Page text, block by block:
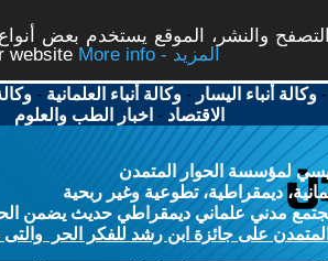
والنشر، الموقع يستخدم بعض
website
More info - المزيد
-وكالة أنباء اليسار -وكالة أنباء العلمانية -
الاقتصاد - اخبار الطب والعلوم
لمؤسسة الحوار المتمدن
ديمقراطية، تطوعية وغير ربحية
مدني علماني ديمقراطي حديث يضمن
على جائزة ابن رشد للفكر الحر والتى